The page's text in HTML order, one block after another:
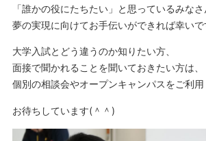
「誰かの役にたちたい」と思っているみな
夢の実現に向けてお手伝いができれば幸いで
大学入試とどう違うのか知りたい方、
面接で聞かれることを聞いておきたい方は、
個別の相談会やオープンキャンパスをご利用
お待ちしています(＾＾)